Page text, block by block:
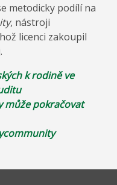
metodicky podílí na
, nástroji
licenci zakoupil
k rodině ve
může pokračovat